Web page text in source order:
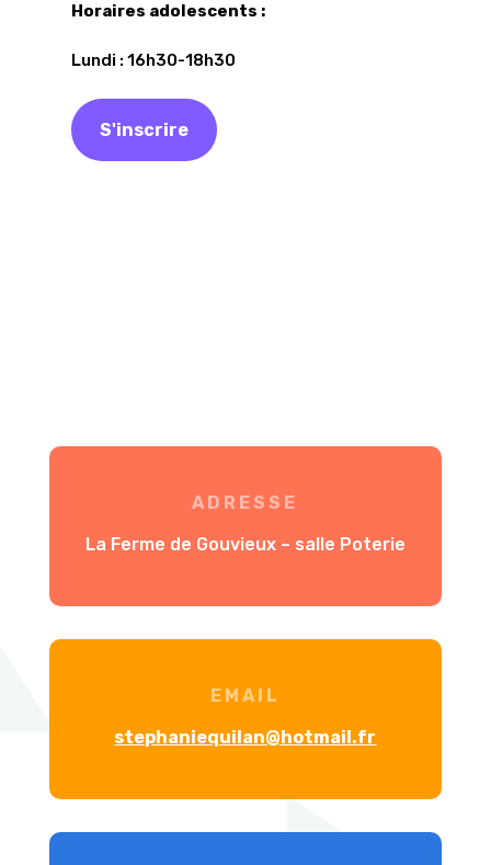
Horaires adolescents :
Lundi : 16h30-18h30
S'inscrire
ADRESSE
La Ferme de Gouvieux – salle Poterie
EMAIL
stephaniequilan@hotmail.fr